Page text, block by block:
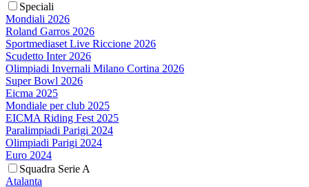
Speciali
Mondiali 2026
Roland Garros 2026
Sportmediaset Live Riccione 2026
Scudetto Inter 2026
Olimpiadi Invernali Milano Cortina 2026
Super Bowl 2026
Eicma 2025
Mondiale per club 2025
EICMA Riding Fest 2025
Paralimpiadi Parigi 2024
Olimpiadi Parigi 2024
Euro 2024
Squadra Serie A
Atalanta